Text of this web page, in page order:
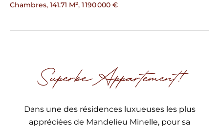
Chambres, 141.71 M², 1 190 000 €
Superbe Appartement!
Dans une des résidences luxueuses les plus
appréciées de Mandelieu Minelle, pour sa